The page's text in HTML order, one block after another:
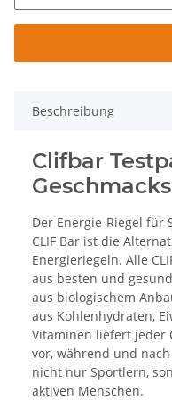
Beschreibung
Clifbar
Der Energie-Riegel für
CLIF Bar ist die
Energieriegeln. Alle
aus besten und
aus biologischem
aus Kohlenhydraten,
Vitaminen liefert jeder
vor, während und
nicht nur Sportlern,
aktiven Menschen.